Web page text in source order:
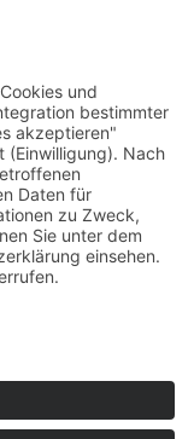
§ 185a SGB IX in
Hessen
Einbindung
Integration,
des
e. V.